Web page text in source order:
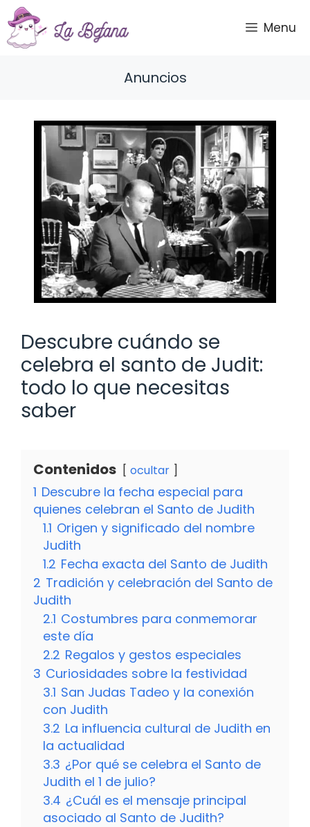
Saltar
al
contenido
Menu
Anuncios
Descubre cuándo se
celebra el santo de Judit:
todo lo que necesitas
saber
Contenidos ocultar
1 Descubre la fecha especial para
quienes celebran el Santo de Judith
1.1 Origen y significado del nombre
Judith
1.2 Fecha exacta del Santo de Judith
2 Tradición y celebración del Santo de
Judith
2.1 Costumbres para conmemorar
este día
2.2 Regalos y gestos especiales
3 Curiosidades sobre la festividad
3.1 San Judas Tadeo y la conexión
con Judith
3.2 La influencia cultural de Judith en
la actualidad
3.3 ¿Por qué se celebra el Santo de
Judith el 1 de julio?
3.4 ¿Cuál es el mensaje principal
asociado al Santo de Judith?